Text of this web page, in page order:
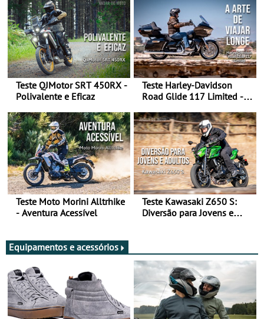
Teste QJMotor SRT 450RX -
Polivalente e Eficaz
Teste Harley-Davidson
Road Glide 117 Limited - A
Teste Moto Morini Alltrhike
- Aventura Acessível
Teste Kawasaki Z650 S:
Diversão para Jovens e
Equipamentos e acessórios